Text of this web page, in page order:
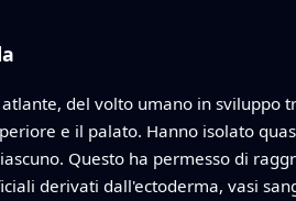
del volto umano in sviluppo
e il palato. Hanno isolato
Questo ha permesso di
derivati dall'ectoderma, vasi